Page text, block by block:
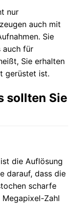
nur
auch mit
Sie
auch für
Sie erhalten
gerüstet ist.
sollten Sie
die Auflösung
darauf, dass die
scharfe
Zahl